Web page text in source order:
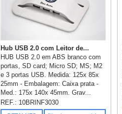
Hub USB 2.0 com Leitor de...
HUB USB 2.0 em ABS branco com
portas, SD card; Micro SD; MS; M2
e 3 portas USB. Medida: 125x 85x
25mm - Embalagem: Caixa prata -
Med.: 175x 140x 45mm. Grav...
REF.: 10BRINF3030